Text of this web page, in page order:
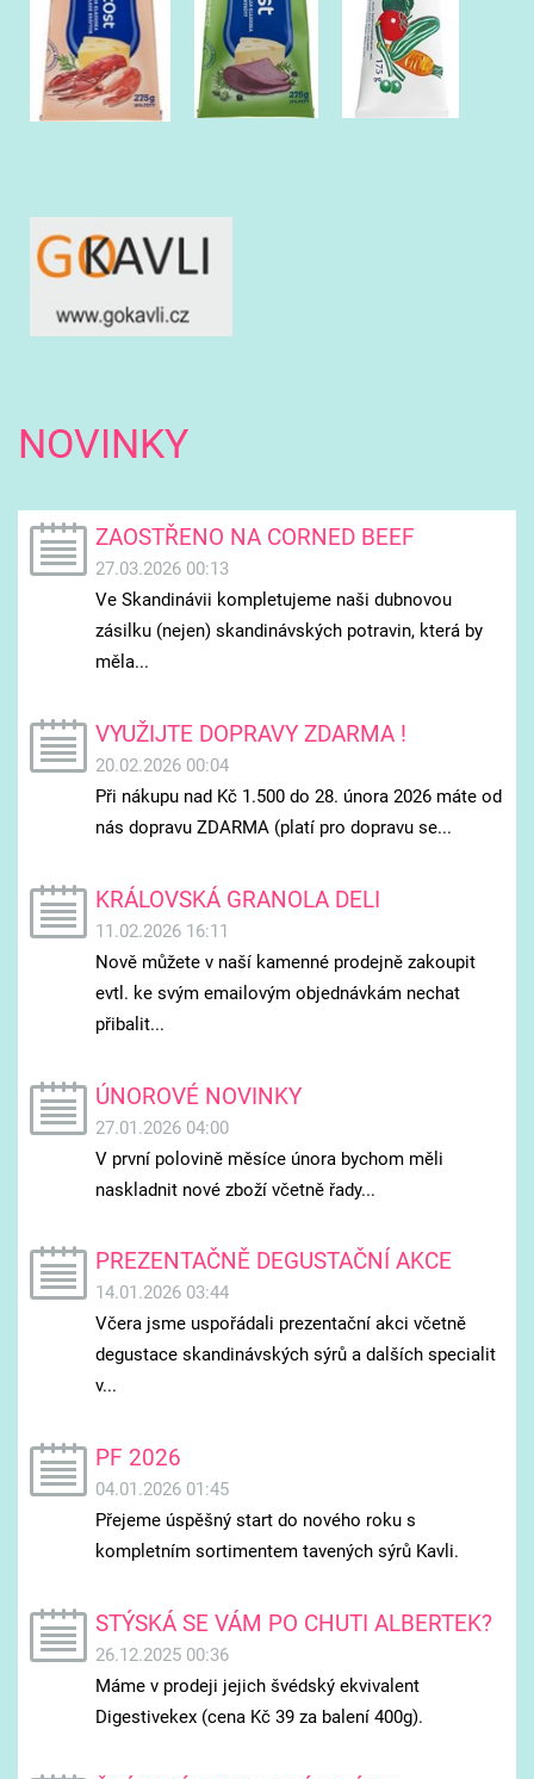
NOVINKY
ZAOSTŘENO NA CORNED BEEF
27.03.2026 00:13
Ve Skandinávii kompletujeme naši dubnovou
zásilku (nejen) skandinávských potravin, která by
měla...
VYUŽIJTE DOPRAVY ZDARMA !
20.02.2026 00:04
Při nákupu nad Kč 1.500 do 28. února 2026 máte od
nás dopravu ZDARMA (platí pro dopravu se...
KRÁLOVSKÁ GRANOLA DELI
11.02.2026 16:11
Nově můžete v naší kamenné prodejně zakoupit
evtl. ke svým emailovým objednávkám nechat
přibalit...
ÚNOROVÉ NOVINKY
27.01.2026 04:00
V první polovině měsíce února bychom měli
naskladnit nové zboží včetně řady...
PREZENTAČNĚ DEGUSTAČNÍ AKCE
14.01.2026 03:44
Včera jsme uspořádali prezentační akci včetně
degustace skandinávských sýrů a dalších specialit
v...
PF 2026
04.01.2026 01:45
Přejeme úspěšný start do nového roku s
kompletním sortimentem tavených sýrů Kavli.
STÝSKÁ SE VÁM PO CHUTI ALBERTEK?
26.12.2025 00:36
Máme v prodeji jejich švédský ekvivalent
Digestivekex (cena Kč 39 za balení 400g).